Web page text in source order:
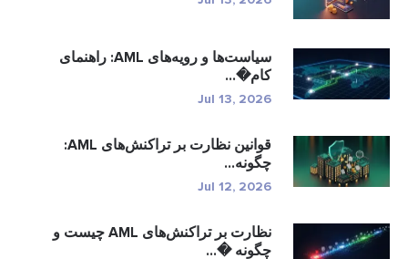
سیاست‌ها و رویه‌های AML: راهنمای
کام�...
Jul 13, 2026
قوانین نظارت بر تراکنش‌های AML:
چگونه...
Jul 12, 2026
نظارت بر تراکنش‌های AML چیست و
چگونه �...